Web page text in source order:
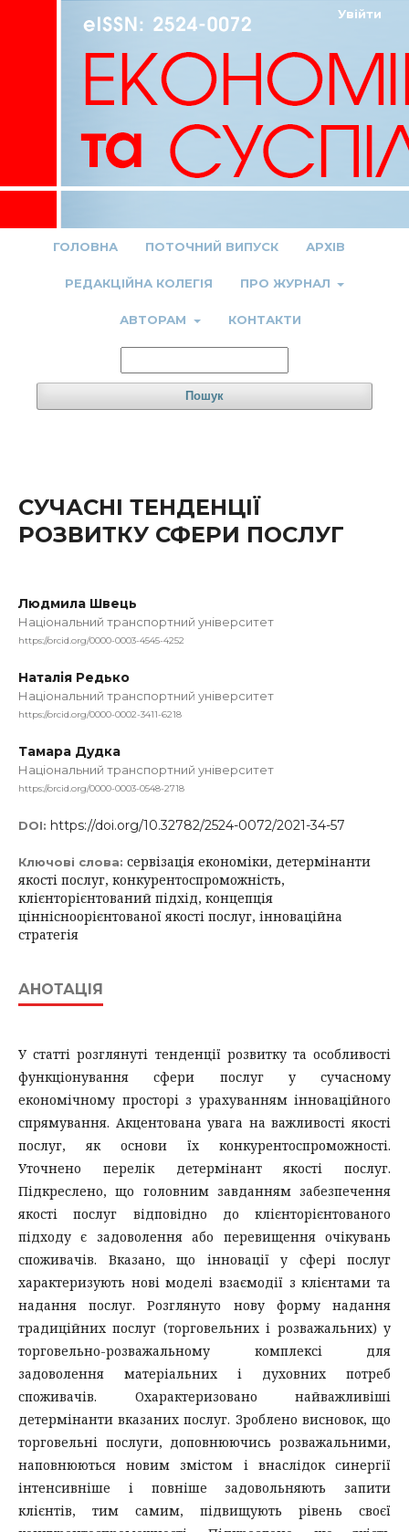
ГОЛОВНА ПОТОЧНИЙ ВИПУСК АРХІВ
РЕДАКЦІЙНА КОЛЕГІЯ ПРО ЖУРНАЛ
АВТОРАМ КОНТАКТИ
Пошук
Увійти
СУЧАСНІ ТЕНДЕНЦІЇ
РОЗВИТКУ СФЕРИ ПОСЛУГ
Людмила Швець
Національний транспортний університет
https://orcid.org/0000-0003-4545-4252
Наталія Редько
Національний транспортний університет
https://orcid.org/0000-0002-3411-6218
Тамара Дудка
Національний транспортний університет
https://orcid.org/0000-0003-0548-2718
DOI: https://doi.org/10.32782/2524-0072/2021-34-57
Ключові слова: сервізація економіки, детермінанти
якості послуг, конкурентоспроможність,
клієнторієнтований підхід, концепція
ціннісноорієнтованої якості послуг, інноваційна
стратегія
АНОТАЦІЯ
У статті розглянуті тенденції розвитку та особливості
функціонування сфери послуг у сучасному
економічному просторі з урахуванням інноваційного
спрямування. Акцентована увага на важливості якості
послуг, як основи їх конкурентоспроможності.
Уточнено перелік детермінант якості послуг.
Підкреслено, що головним завданням забезпечення
якості послуг відповідно до клієнторієнтованого
підходу є задоволення або перевищення очікувань
споживачів. Вказано, що інновації у сфері послуг
характеризують нові моделі взаємодії з клієнтами та
надання послуг. Розглянуто нову форму надання
традиційних послуг (торговельних і розважальних) у
торговельно-розважальному комплексі для
задоволення матеріальних і духовних потреб
споживачів. Охарактеризовано найважливіші
детермінанти вказаних послуг. Зроблено висновок, що
торговельні послуги, доповнюючись розважальними,
наповнюються новим змістом і внаслідок синергії
інтенсивніше і повніше задовольняють запити
клієнтів, тим самим, підвищують рівень своєї